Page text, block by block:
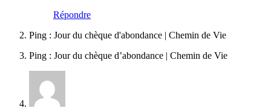
Répondre
Ping : Jour du chèque d'abondance | Chemin de Vie
Ping : Jour du chèque d’abondance | Chemin de Vie